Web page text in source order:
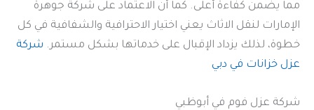
مما يضمن كفاءة أعلى. كما أن الاعتماد على شركة جوهرة
الإمارات لنقل الاثاث يعني اختيار الاحترافية والشفافية في كل
خطوة، لذلك يزداد الإقبال على خدماتها بشكل مستمر. شركة
عزل خزانات في دبي
شركة عزل فوم في أبوظبي